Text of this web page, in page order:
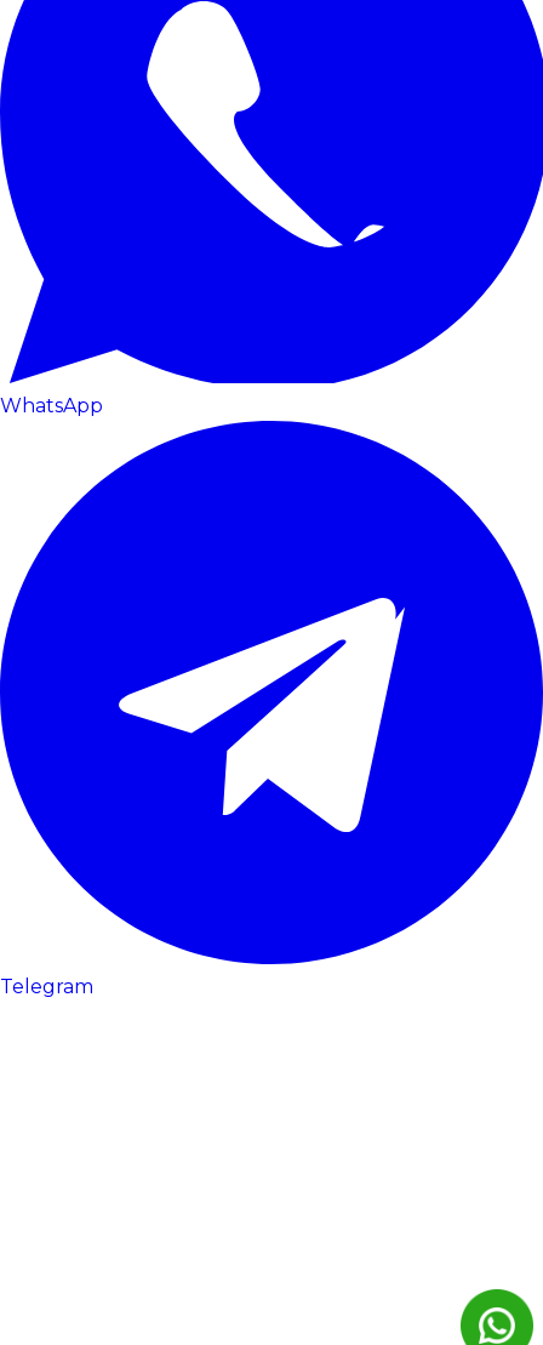
WhatsApp
Telegram